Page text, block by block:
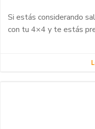
Si estás considerando
con tu 4×4 y te estás